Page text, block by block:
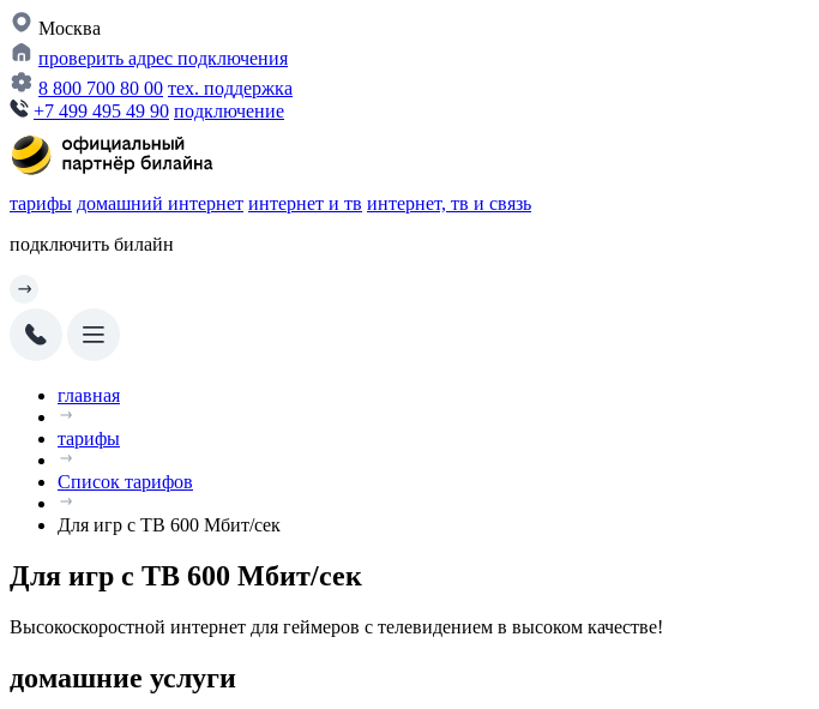
Москва
проверить адрес подключения
8 800 700 80 00 тех. поддержка
+7 499 495 49 90 подключение
тарифы домашний интернет интернет и тв интернет, тв и связь
подключить билайн
главная
тарифы
Список тарифов
Для игр с ТВ 600 Мбит/сек
Для игр с ТВ 600 Мбит/сек
Высокоскоростной интернет для геймеров с телевидением в высоком качестве!
домашние услуги